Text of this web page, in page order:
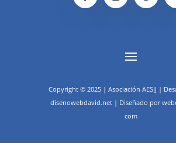
Copyright © 2025 | Asociación AESIJ |
disenowebdavid.net | Diseñado por
com